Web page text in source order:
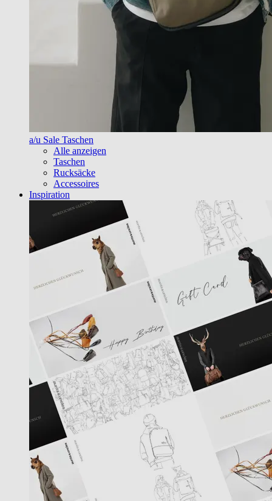
a/u Sale Taschen
Alle anzeigen
Taschen
Rucksäcke
Accessoires
Inspiration